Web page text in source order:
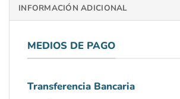
INFORMACIÓN ADICIONAL
MEDIOS DE PAGO
Transferencia Bancaria